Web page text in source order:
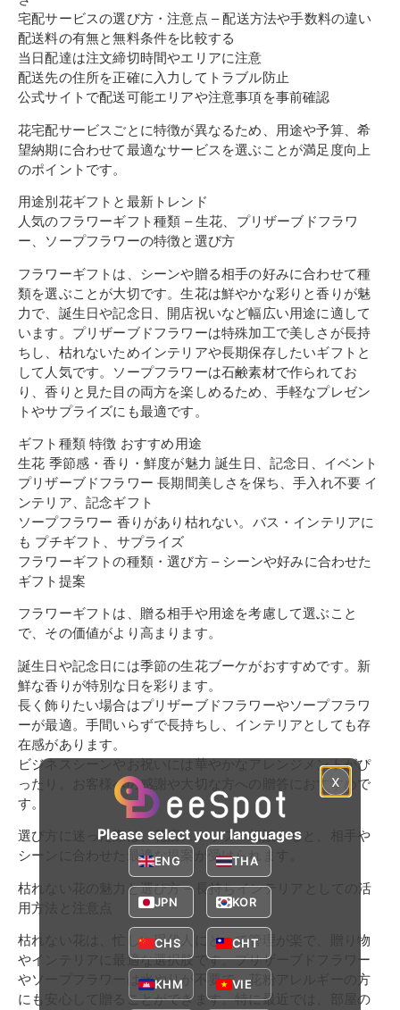
宅配サービスの選び方・注意点 – 配送方法や手数料の違い
配送料の有無と無料条件を比較する
当日配達は注文締切時間やエリアに注意
配送先の住所を正確に入力してトラブル防止
公式サイトで配送可能エリアや注意事項を事前確認
花宅配サービスごとに特徴が異なるため、用途や予算、希
望納期に合わせて最適なサービスを選ぶことが満足度向上
のポイントです。
用途別花ギフトと最新トレンド
人気のフラワーギフト種類 – 生花、プリザーブドフラワ
ー、ソープフラワーの特徴と選び方
フラワーギフトは、シーンや贈る相手の好みに合わせて種
類を選ぶことが大切です。生花は鮮やかな彩りと香りが魅
力で、誕生日や記念日、開店祝いなど幅広い用途に適して
います。プリザーブドフラワーは特殊加工で美しさが長持
ちし、枯れないためインテリアや長期保存したいギフトと
して人気です。ソープフラワーは石鹸素材で作られてお
り、香りと見た目の両方を楽しめるため、手軽なプレゼン
トやサプライズにも最適です。
ギフト種類 特徴 おすすめ用途
生花 季節感・香り・鮮度が魅力 誕生日、記念日、イベント
プリザーブドフラワー 長期間美しさを保ち、手入れ不要 イ
ンテリア、記念ギフト
ソープフラワー 香りがあり枯れない。バス・インテリアに
も プチギフト、サプライズ
フラワーギフトの種類・選び方 – シーンや好みに合わせた
ギフト提案
フラワーギフトは、贈る相手や用途を考慮して選ぶこと
で、その価値がより高まります。
誕生日や記念日には季節の生花ブーケがおすすめです。新
鮮な香りが特別な日を彩ります。
長く飾りたい場合はプリザーブドフラワーやソープフラワ
ーが最適。手間いらずで長持ちし、インテリアとしても存
在感があります。
ビジネスシーンやお祝いには華やかなアレンジメントがぴ
ったり。お客様への感謝や大切な方への贈答におすすめで
す。
選び方に迷った際は、花店スタッフへ相談すると、相手や
シーンに合わせた最適な提案が受けられます。
枯れない花の魅力と選び方 – 長持ちインテリアとしての活
用方法と注意点
枯れない花は、忙しい現代人にとって管理が楽で、贈り物
やインテリアに最適な選択肢です。プリザーブドフラワー
やソープフラワーは水やりが不要で、花粉アレルギーの方
にも安心して贈ることができます。特に最近では、部屋の
x
Please select your languages
ENG THA
JPN KOR
CHS CHT
KHM VIE